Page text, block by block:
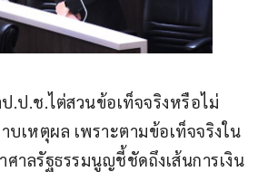
.ป.ช.ไต่สวนข้อเท็จจริงหรือไม่
บเหตุผล เพราะตามข้อเท็จจริงใน
าลรัฐธรรมนูญชี้ชัดถึงเส้นการเงิน